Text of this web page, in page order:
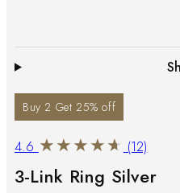
Buy 2 Get 25% off
4.6 (12)
3-Link Ring Silver